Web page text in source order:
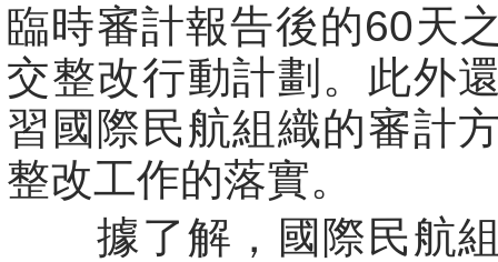
臨時審計報告後的60天
交整改行動計劃。此外
習國際民航組織的審計
整改工作的落實。
據了解，國際民航組